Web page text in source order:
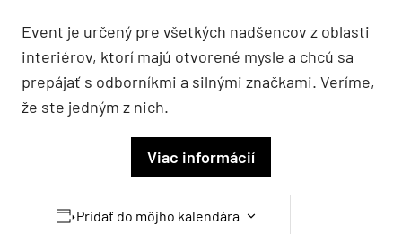
Event je určený pre všetkých nadšencov z oblasti
interiérov, ktorí majú otvorené mysle a chcú sa
prepájať s odborníkmi a silnými značkami. Veríme,
že ste jedným z nich.
Viac informácií
Pridať do môjho kalendára